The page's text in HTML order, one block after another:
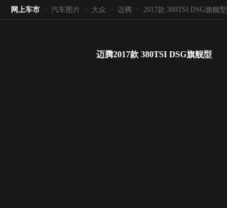
网上车市 > 汽车图片 > 大众 > 迈腾 > 2017款 380TSI DSG旗舰型
迈腾2017款 380TSI DSG旗舰型